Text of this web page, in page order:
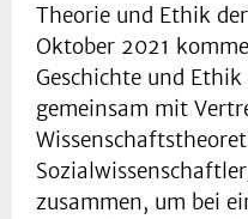
Theorie und Ethik
Oktober 2021
Geschichte und
gemeinsam mit
zusammen, um bei